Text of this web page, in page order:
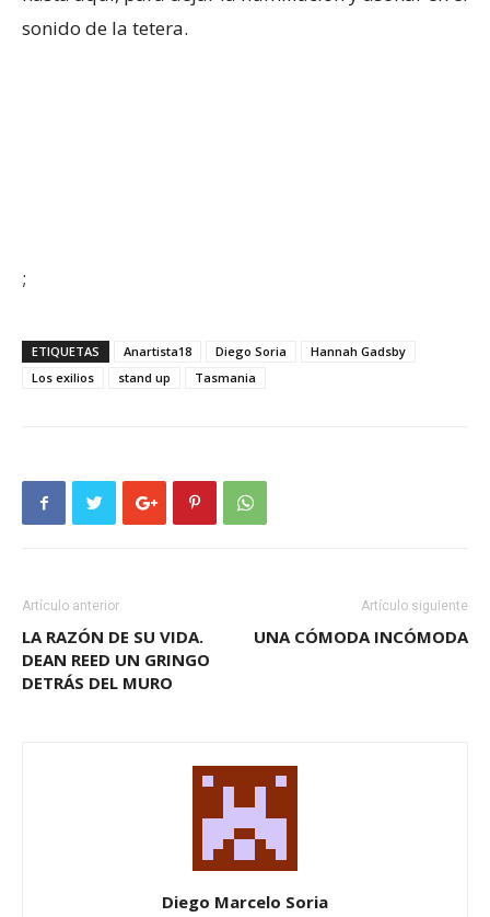
sonido de la tetera.
;
ETIQUETAS Anartista18 Diego Soria
Hannah Gadsby
Los exilios
stand up Tasmania
Artículo anterior
LA RAZÓN DE SU VIDA.
DEAN REED UN GRINGO
DETRÁS DEL MURO
Artículo siguiente
UNA CÓMODA INCÓMODA
Diego Marcelo Soria